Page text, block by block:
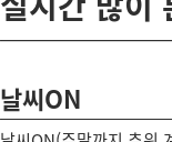
날씨ON